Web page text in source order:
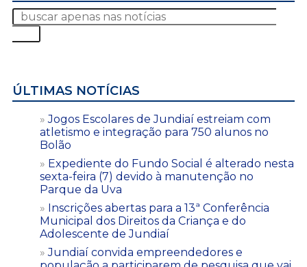
ÚLTIMAS NOTÍCIAS
Jogos Escolares de Jundiaí estreiam com
atletismo e integração para 750 alunos no
Bolão
Expediente do Fundo Social é alterado nesta
sexta-feira (7) devido à manutenção no
Parque da Uva
Inscrições abertas para a 13ª Conferência
Municipal dos Direitos da Criança e do
Adolescente de Jundiaí
Jundiaí convida empreendedores e